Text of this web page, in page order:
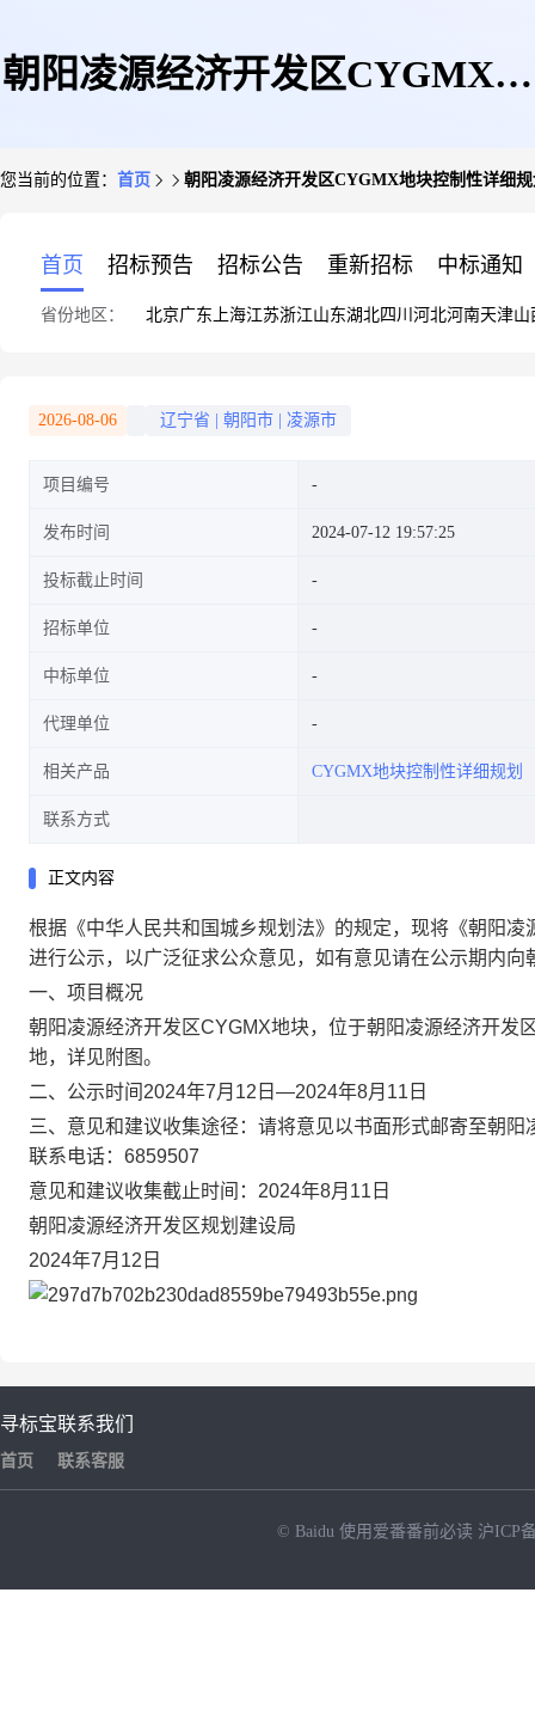
朝阳凌源经济开发区CYGMX地
您当前的位置： 首页 朝阳凌源经济开发区CYGMX地块控制性详细
首页 招标预告 招标公告 重新招标 中标通知
省份地区： 北京广东 上海江苏浙江山东湖北四川 河北河南天津山
2026-08-06 辽宁省 朝阳市 凌源市
项目编号
发布时间 2024-07-12 19:57:25
投标截止时间
招标单位
中标单位
代理单位
相关产品 CYGMX地块控制性详细规划
联系方式
正文内容
根据《中华人民共和国城乡规划法》的规定，现将《朝阳
进行公示，以广泛征求公众意见，如有意见请在公示期内
一、项目概况
朝阳凌源经济开发区CYGMX地块，位于朝阳凌源经济开发
地，详见附图。
二、公示时间2024年7月12日—2024年8月11日
三、意见和建议收集途径：请将意见以书面形式邮寄至朝
联系电话：6859507
意见和建议收集截止时间：2024年8月11日
朝阳凌源经济开发区规划建设局
2024年7月12日
寻标宝
首页
联系我们
联系客服
© Baidu 使用爱番番前必读 沪ICP